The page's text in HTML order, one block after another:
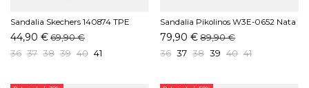
Sandalia Skechers 140874 TPE
Taupe
44,90 €69,90 €
36 37 38 39 40 41
Sandalia Pikolinos W3E-0652 Nata
79,90 € 89,90 €
36 37 38 39 40 41